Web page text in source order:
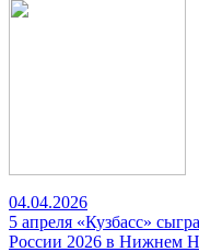
04.04.2026
5 апреля «Кузбасс»
России 2026 в Нижнем